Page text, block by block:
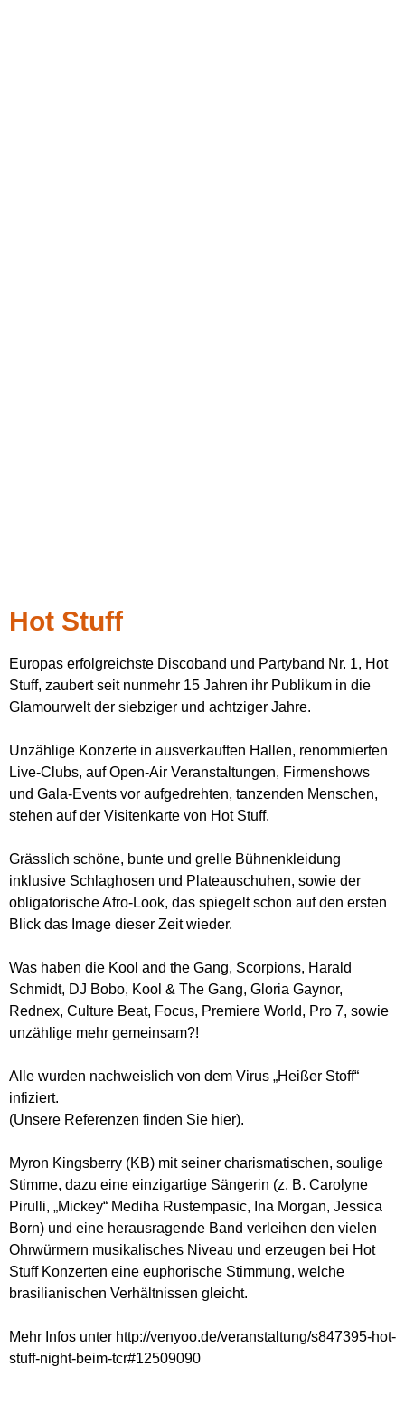
Hot Stuff
Europas erfolgreichste Discoband und Partyband Nr. 1, Hot
Stuff, zaubert seit nunmehr 15 Jahren ihr Publikum in die
Glamourwelt der siebziger und achtziger Jahre.
Unzählige Konzerte in ausverkauften Hallen, renommierten
Live-Clubs, auf Open-Air Veranstaltungen, Firmenshows
und Gala-Events vor aufgedrehten, tanzenden Menschen,
stehen auf der Visitenkarte von Hot Stuff.
Grässlich schöne, bunte und grelle Bühnenkleidung
inklusive Schlaghosen und Plateauschuhen, sowie der
obligatorische Afro-Look, das spiegelt schon auf den ersten
Blick das Image dieser Zeit wieder.
Was haben die Kool and the Gang, Scorpions, Harald
Schmidt, DJ Bobo, Kool & The Gang, Gloria Gaynor,
Rednex, Culture Beat, Focus, Premiere World, Pro 7, sowie
unzählige mehr gemeinsam?!
Alle wurden nachweislich von dem Virus „Heißer Stoff“
infiziert.
(Unsere Referenzen finden Sie hier).
Myron Kingsberry (KB) mit seiner charismatischen, soulige
Stimme, dazu eine einzigartige Sängerin (z. B. Carolyne
Pirulli, „Mickey“ Mediha Rustempasic, Ina Morgan, Jessica
Born) und eine herausragende Band verleihen den vielen
Ohrwürmern musikalisches Niveau und erzeugen bei Hot
Stuff Konzerten eine euphorische Stimmung, welche
brasilianischen Verhältnissen gleicht.
Mehr Infos unter http://venyoo.de/veranstaltung/s847395-hot-
stuff-night-beim-tcr#12509090